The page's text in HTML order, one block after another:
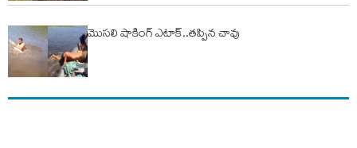
మొసలి షాకింగ్ ఎటాక్..తప్పిన చావు